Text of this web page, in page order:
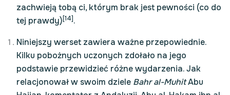
zachwieją tobą ci, którym brak jest pewności (co do
tej prawdy)[14].
Niniejszy werset zawiera ważne przepowiednie.
Kilku pobożnych uczonych zdołało na jego
podstawie przewidzieć różne wydarzenia. Jak
relacjonował w swoim dziele Bahr al-MuhitAbu